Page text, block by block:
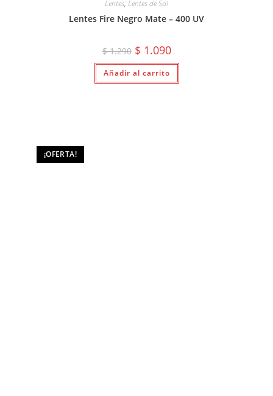
Lentes, Lentes de Sol
Lentes Fire Negro Mate – 400 UV
$1.290 El
precio
original
era:
$ 1.290.
$ 1.090El
precio
actual
$ 1.090.
Añadir al carrito
¡OFERTA!